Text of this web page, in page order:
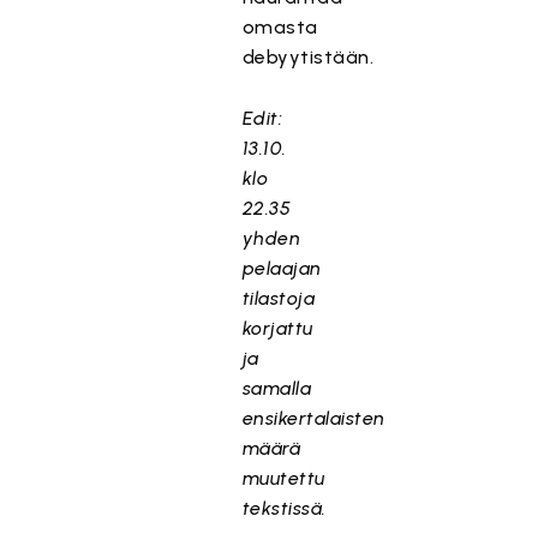
omasta
debyytistään.
Edit:
13.10.
klo
22.35
yhden
pelaajan
tilastoja
korjattu
ja
samalla
ensikertalaisten
määrä
muutettu
tekstissä.